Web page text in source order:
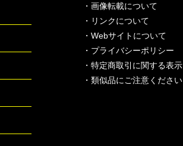
・ 画像転載について
・ リンクについて
・ Webサイトについて
・ プライバシーポリシー
・ 特定商取引に関する表示
・ 類似品にご注意ください